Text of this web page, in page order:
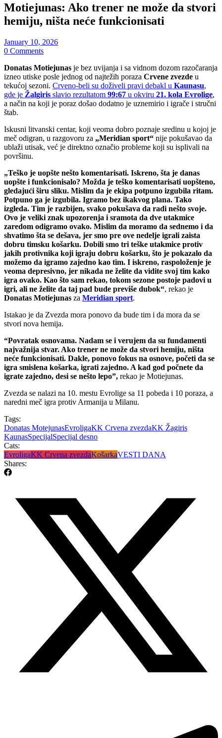
Motiejunas: Ako trener ne može da stvori
hemiju, ništa neće funkcionisati
January 10, 2026
0 Comments
Donatas Motiejunas je bez uvijanja i sa vidnom dozom razočaranja
izneo utiske posle jednog od najtežih poraza Crvene zvezde u
tekućoj sezoni. Crveno-beli su doživeli pravi debakl u Kaunasu,
gde je Žalgiris slavio rezultatom 99:67 u okviru 21. kola Evrolige,
a način na koji je poraz došao dodatno je uznemirio i igrače i stručni
štab.
Iskusni litvanski centar, koji veoma dobro poznaje sredinu u kojoj je
meč odigran, u razgovoru za „Meridian sport“ nije pokušavao da
ublaži utisak, već je direktno označio probleme koji su isplivali na
površinu.
„Teško je uopšte nešto komentarisati. Iskreno, šta je danas
uopšte i funkcionisalo? Možda je teško komentarisati uopšteno,
gledajući širu sliku. Mislim da je ekipa potpuno izgubila ritam.
Potpuno ga je izgubila. Igramo bez ikakvog plana. Tako
izgleda. Tim je razbijen, svako pokušava da radi nešto svoje.
Ovo je veliki znak upozorenja i sramota da dve utakmice
zaredom odigramo ovako. Mislim da moramo da sednemo i da
shvatimo šta se dešava, jer smo pre ove nedelje igrali zaista
dobru timsku košarku. Dobili smo tri teške utakmice protiv
jakih protivnika koji igraju dobru košarku, što je pokazalo da
možemo da igramo zajedno kao tim. I iskreno, raspoloženje je
veoma depresivno, jer nikada ne želite da vidite svoj tim kako
igra ovako. Kao što sam rekao, tokom sezone postoje padovi u
igri, ali ne želite da taj pad bude previše dubok“, rekao je
Donatas Motiejunas za Meridian sport.
Istakao je da Zvezda mora ponovo da bude tim i da mora da se
stvori nova hemija.
“Povratak osnovama. Nadam se i verujem da su fundamenti
najvažnija stvar. Ako trener ne može da stvori hemiju, ništa
neće funkcionisati. Dakle, ponovo fokus na osnove, početi da se
igra smislena košarka, igrati zajedno. A kad god počnete da
igrate zajedno, desi se nešto lepo”, rekao je Motiejunas.
Zvezda se nalazi na 10. mestu Evrolige sa 11 pobeda i 10 poraza, a
naredni meč igra protiv Armanija u Milanu.
Tags:
Donatas MotejunasEvroligaKK Crvena zvezdaKK Žagiris
KaunasSpecijalSpecijal desno
Cats:
EvroligaKK Crvena zvezdaKošarkaVESTI DANA
Shares: